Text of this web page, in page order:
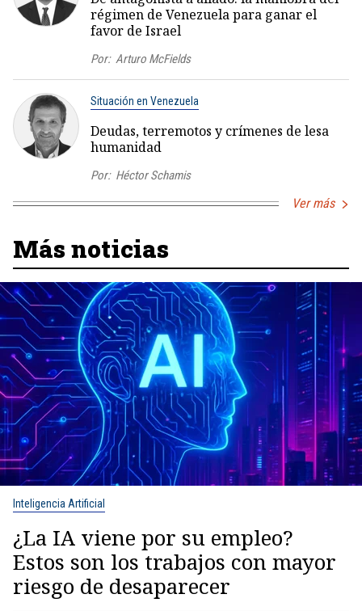
régimen de Venezuela para ganar el
favor de Israel
Por: Arturo McFields
Situación en Venezuela
Deudas, terremotos y crímenes de lesa
humanidad
Por: Héctor Schamis
Ver más
Más noticias
Inteligencia Artificial
¿La IA viene por su empleo?
Estos son los trabajos con mayor
riesgo de desaparecer